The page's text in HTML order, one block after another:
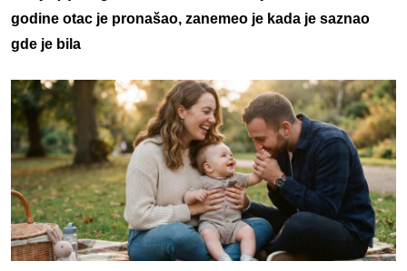
godine otac je pronašao, zanemeo je kada je saznao
gde je bila